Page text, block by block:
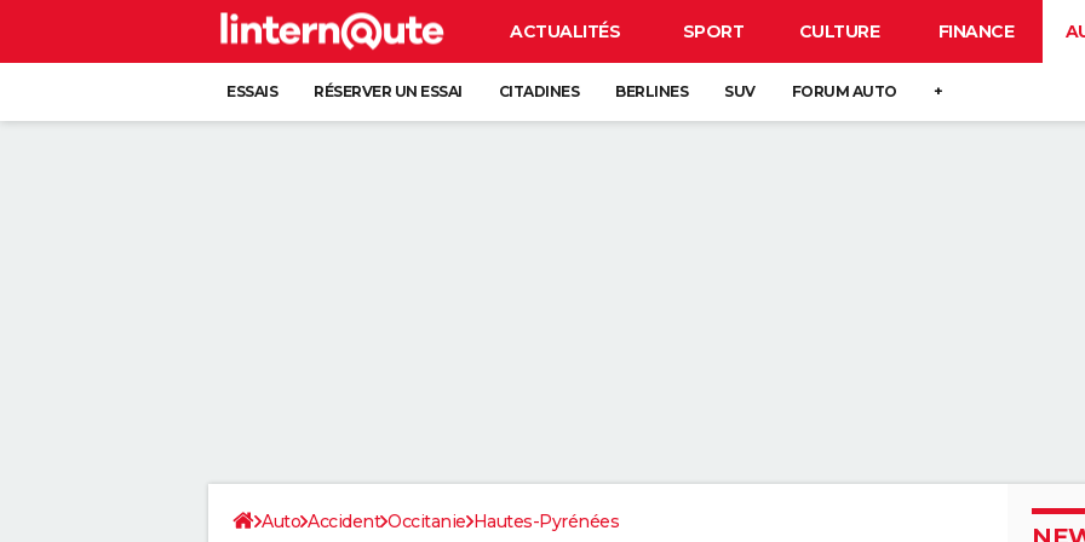
ACTUALITÉS SPORT CULTURE FINANCE
ESSAIS RÉSERVER UN ESSAI CITADINES BERLINES SUV FORUM AUTO +
Auto Accident Occitanie Hautes-Pyrénées